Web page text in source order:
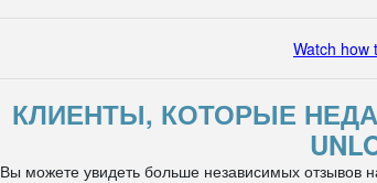
Watch how
КЛИЕНТЫ, КОТОРЫЕ
Вы можете увидеть больше независимых отзывов